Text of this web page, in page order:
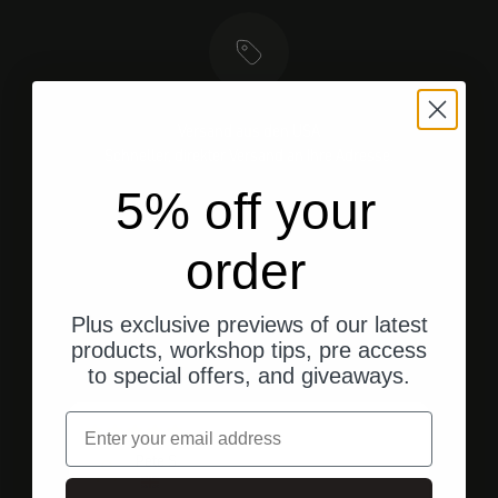
Gehe zu Element 1
Gehe zu Element 2
Gehe zu Element 3
Kundenbewertungen
Pete S.
5% off your
order
Plus exclusive previews of our latest
products, workshop tips, pre access
to special offers, and giveaways.
Email